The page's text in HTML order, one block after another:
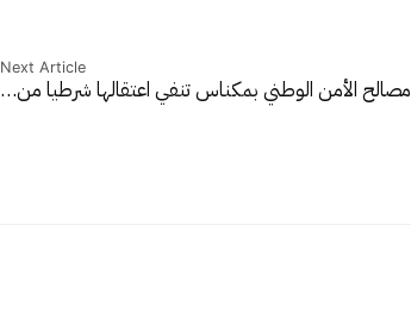
Next Article
مصالح الأمن الوطني بمكناس تنفي اعتقالها شرطيا من…